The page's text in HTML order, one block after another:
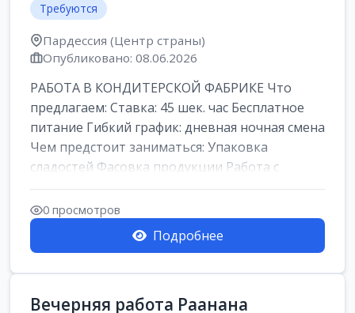
Требуются
Пардессия (Центр страны)
Опубликовано: 08.06.2026
РАБОТА В КОНДИТЕРСКОЙ ФАБРИКЕ Что
предлагаем: Ставка: 45 шек. час Бесплатное
питание Гибкий график: дневная ночная смена
Чем предстоит заниматься: Упаковка
сладостей Фасовка продукции Работа с
кремами...
0 просмотров
Подробнее
Вечерняя работа Раанана